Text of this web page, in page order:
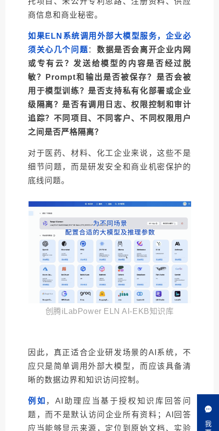
我
商信息和商业秘密。
如果ELN系统调用外部大模型服务，企业必
须关心几个问题 ： 数据是否会离开企业内网
或专有云？发送给模型的内容是否经过脱
敏？Prompt和输出是否被保存？是否会被
用于模型训练？是否支持私有化部署或企业
级隔离？是否有调用日志、权限控制和审计
追踪？不同项目、不同客户、不同权限用户
之间是否严格隔离？
对于医药、材料、化工企业来说，这些不是
细节问题，而是研发安全和商业机密保护的
底线问题。
创腾iLabPower ELN AI-EKB知识库
因此，真正适合企业研发场景的AI系统，不
应只是简单调用外部大模型，而应该具备清
晰的数据边界和知识访问控制。
例如 ，AI助理应当基于授权知识库回答问
题，而不是默认访问企业所有资料；AI回答
应当能够显示来源，定位到原始文档、实验